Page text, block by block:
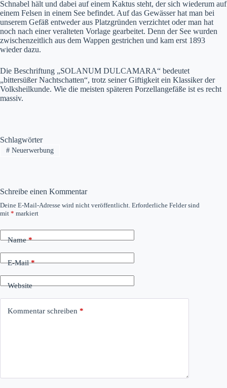
Schnabel hält und dabei auf einem Kaktus steht, der sich wiederum auf
einem Felsen in einem See befindet. Auf das Gewässer hat man bei
unserem Gefäß entweder aus Platzgründen verzichtet oder man hat
noch nach einer veralteten Vorlage gearbeitet. Denn der See wurden
zwischenzeitlich aus dem Wappen gestrichen und kam erst 1893
wieder dazu.
Die Beschriftung „SOLANUM DULCAMARA“ bedeutet
„bittersüßer Nachtschatten“, trotz seiner Giftigkeit ein Klassiker der
Volksheilkunde. Wie die meisten späteren Porzellangefäße ist es recht
massiv.
Schlagwörter
#Neuerwerbung
Schreibe einen Kommentar
Deine E-Mail-Adresse wird nicht veröffentlicht. Erforderliche Felder sind
mit * markiert
Name*
E-Mail*
Website
Kommentar schreiben *